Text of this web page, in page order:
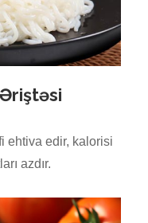
ehtiva edir, kalorisi
azdır.